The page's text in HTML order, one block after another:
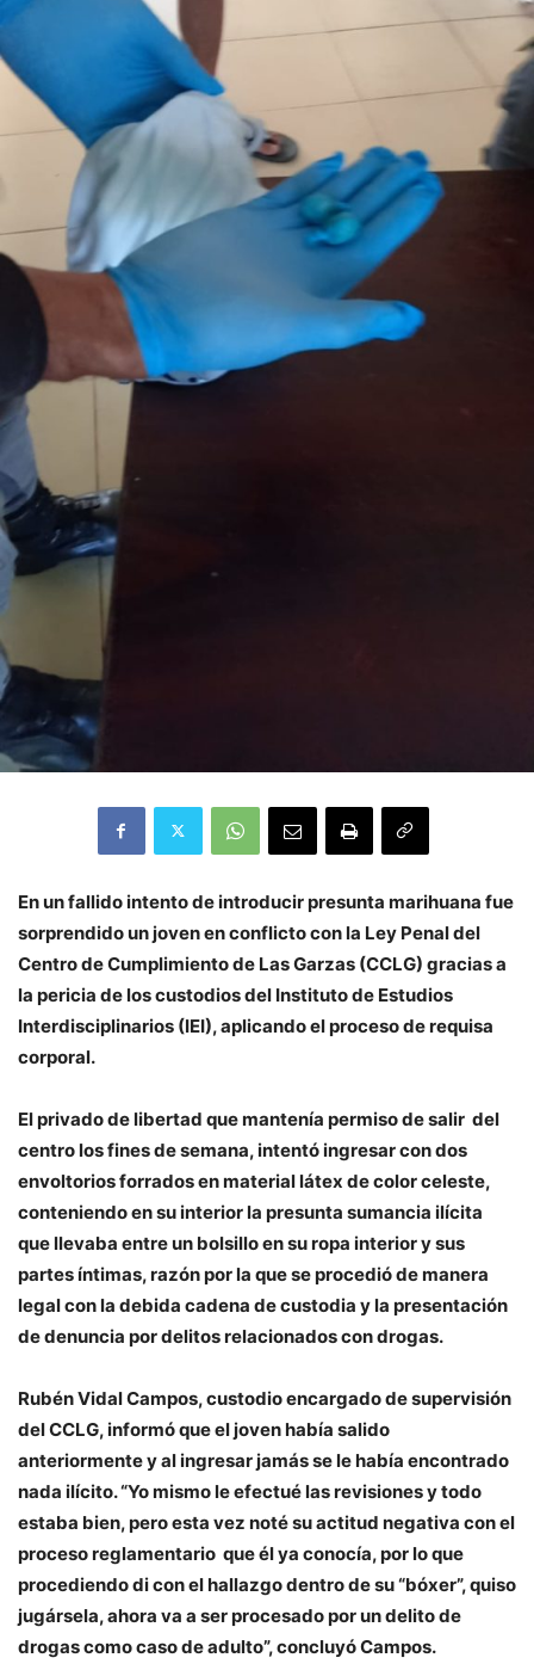
En un fallido intento de introducir presunta marihuana fue
sorprendido un joven en conflicto con la Ley Penal del
Centro de Cumplimiento de Las Garzas (CCLG) gracias a
la pericia de los custodios del Instituto de Estudios
Interdisciplinarios (IEI), aplicando el proceso de requisa
corporal.
El privado de libertad que mantenía permiso de salir del
centro los fines de semana, intentó ingresar con dos
envoltorios forrados en material látex de color celeste,
conteniendo en su interior la presunta sumancia ilícita
que llevaba entre un bolsillo en su ropa interior y sus
partes íntimas, razón por la que se procedió de manera
legal con la debida cadena de custodia y la presentación
de denuncia por delitos relacionados con drogas.
Rubén Vidal Campos, custodio encargado de supervisión
del CCLG, informó que el joven había salido
anteriormente y al ingresar jamás se le había encontrado
nada ilícito. “Yo mismo le efectué las revisiones y todo
estaba bien, pero esta vez noté su actitud negativa con el
proceso reglamentario que él ya conocía, por lo que
procediendo di con el hallazgo dentro de su “bóxer”, quiso
jugársela, ahora va a ser procesado por un delito de
drogas como caso de adulto”, concluyó Campos.